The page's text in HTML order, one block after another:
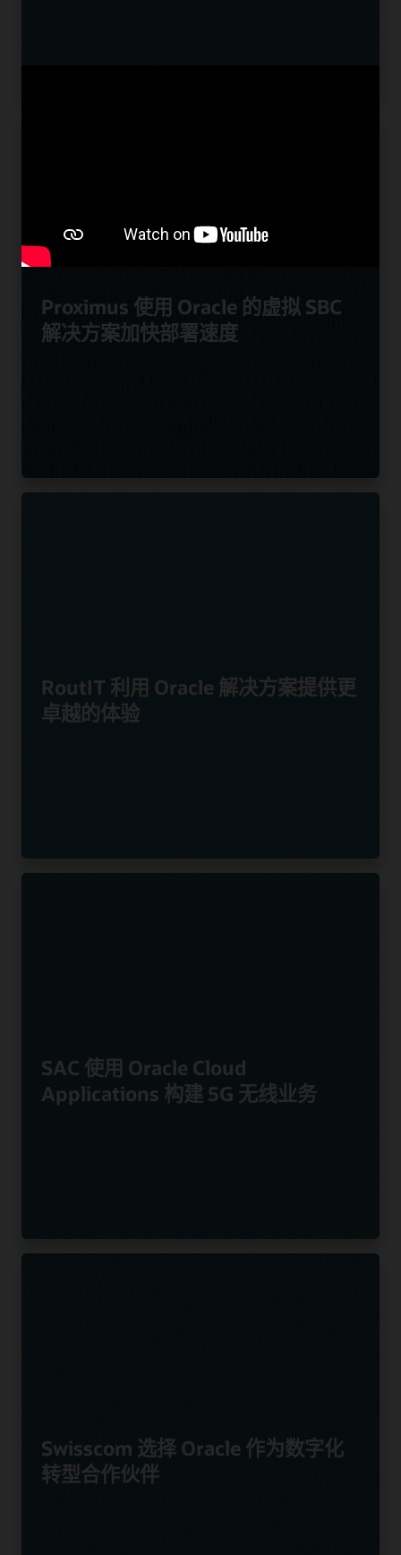
Proximus 使用 Oracle 的虚拟 SBC
解决方案加快部署速度
RoutIT 利用 Oracle 解决方案提供更
卓越的体验
SAC 使用 Oracle Cloud
Applications 构建 5G 无线业务
Swisscom 选择 Oracle 作为数字化
转型合作伙伴